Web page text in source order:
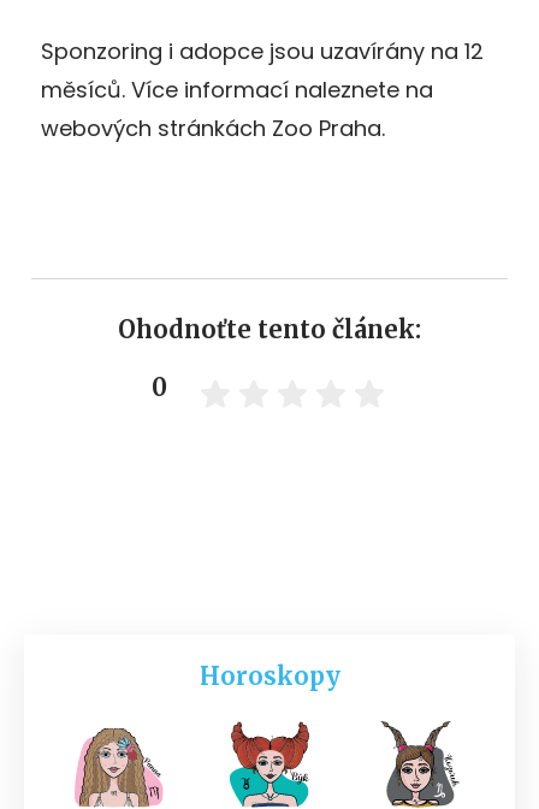
Sponzoring i adopce jsou uzavírány na 12
měsíců. Více informací naleznete na
webových stránkách Zoo Praha.
Ohodnoťte tento článek:
0
Horoskopy